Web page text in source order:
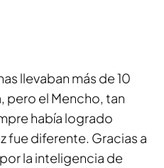
llevaban más de 10
pero el Mencho, tan
había logrado
fue diferente. Gracias a
la inteligencia de